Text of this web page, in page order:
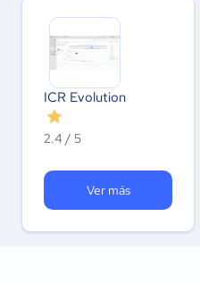
ICR Evolution
2.4 / 5
Ver más